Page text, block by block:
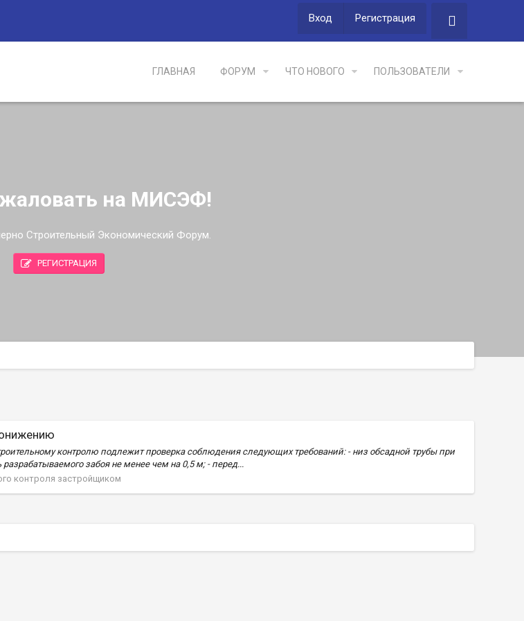
Вход Регистрация
ГЛАВНАЯ ФОРУМ ЧТО НОВОГО ПОЛЬЗОВАТЕЛИ
на МИСЭФ!
Строительный Экономический Форум.
РЕГИСТРАЦИЯ
контролю подлежит проверка соблюдения следующих требований: - низ обсадной трубы при
забоя не менее чем на 0,5 м; - перед...
контроля застройщиком